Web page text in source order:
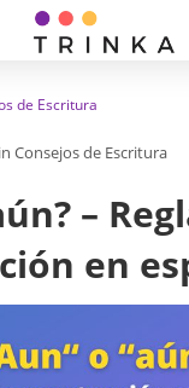
de Escritura
in Consejos de Escritura
–
en